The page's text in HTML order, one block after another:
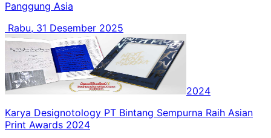
Panggung Asia
Rabu, 31 Desember 2025
2024
Karya Designotology PT Bintang Sempurna Raih Asian
Print Awards 2024